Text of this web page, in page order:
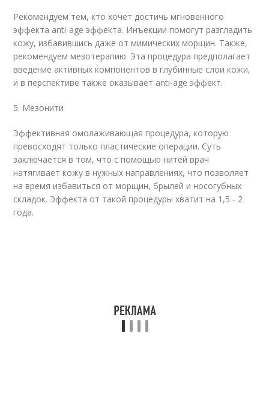
Рекомендуем тем, кто хочет достичь мгновенного
эффекта anti-age эффекта. Инъекции помогут разгладить
кожу, избавившись даже от мимических морщин. Также,
рекомендуем мезотерапию. Эта процедура предполагает
введение активных компонентов в глубинные слои кожи,
и в перспективе также оказывает anti-age эффект.
5. Мезонити
Эффективная омолаживающая процедура, которую
превосходят только пластические операции. Суть
заключается в том, что с помощью нитей врач
натягивает кожу в нужных направлениях, что позволяет
на время избавиться от морщин, брылей и носогубных
складок. Эффекта от такой процедуры хватит на 1,5 - 2
года.